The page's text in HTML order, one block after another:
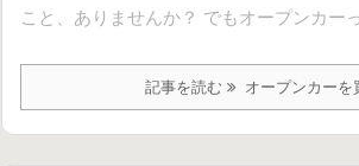
こと、ありませんか？ でもオープンカー
記事を読む オープンカーを